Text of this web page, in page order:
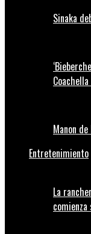
Sinaka
Manon
Entretenimiento
La